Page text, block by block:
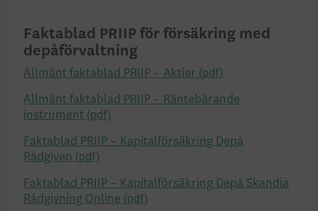
Faktablad PRIIP för försäkring med
depåförvaltning
Allmänt faktablad PRIIP – Aktier
Allmänt faktablad PRIIP – Räntebärande
instrument
Faktablad PRIIP – Kapitalförsäkring Depå
Rådgiven
Faktablad PRIIP – Kapitalförsäkring Depå Skandia
Rådgivning Online